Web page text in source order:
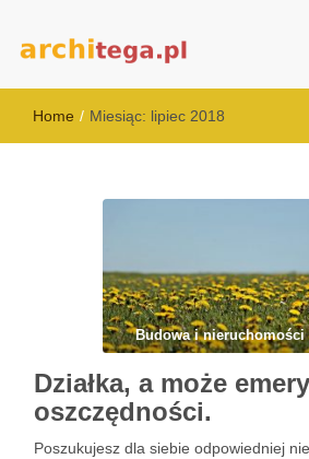
architega.pl
Home / Miesiąc: lipiec 2018
Budowa i nieruchomości
Działka, a może
oszczędności.
Poszukujesz dla siebie odpowiedniej